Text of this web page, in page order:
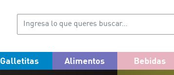
Galletitas Alimentos Bebidas